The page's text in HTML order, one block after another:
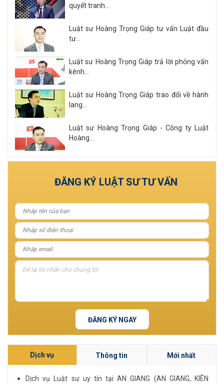
quyết tranh...
Luật sư Hoàng Trọng Giáp tư vấn Luật đầu
tư...
Luật sư Hoàng Trọng Giáp trả lời phỏng vấn
kênh...
Luật sư Hoàng Trọng Giáp trao đổi về hành
lang...
Luật sư Hoàng Trọng Giáp - Công ty Luật
Hoàng...
Xem tất cả
ĐĂNG KÝ LUẬT SƯ TƯ VẤN
ĐĂNG KÝ NGAY
Dịch vụ Thông tin Mới nhất
Dịch vụ Luật sư uy tín tại AN GIANG (AN GIANG, KIÊN